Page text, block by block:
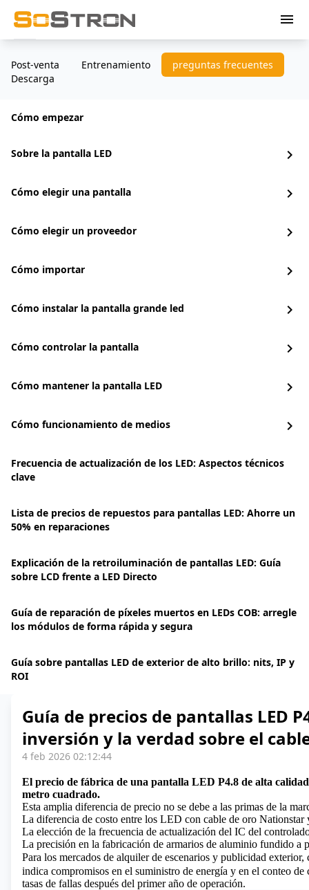
menu
Post-venta Entrenamiento
preguntas frecuentes
Descarga
Cómo empezar
Sobre la pantalla LED chevron_right
Cómo elegir una pantalla chevron_right
Cómo elegir un proveedor chevron_right
Cómo importar chevron_right
Cómo instalar la pantalla grande led chevron_right
Cómo controlar la pantalla chevron_right
Cómo mantener la pantalla LED chevron_right
Cómo funcionamiento de medios chevron_right
Frecuencia de actualización de los LED: Aspectos técnicos
clave
Lista de precios de repuestos para pantallas LED: Ahorre un
50% en reparaciones
Explicación de la retroiluminación de pantallas LED: Guía
sobre LCD frente a LED Directo
Guía de reparación de píxeles muertos en LEDs COB: arregle
los módulos de forma rápida y segura
Guía sobre pantallas LED de exterior de alto brillo: nits, IP y
ROI
Guía de precios de pantallas LED
inversión y la verdad sobre el
4 feb 2026 02:12:44
El precio de fábrica de una pantalla LED P4.8 de alta
metro cuadrado.
Esta amplia diferencia de precio no se debe a las primas de la
La diferencia de costo entre los LED con cable de oro
La elección de la frecuencia de actualización del IC del
La precisión en la fabricación de armarios de aluminio fundido a
Para los mercados de alquiler de escenarios y publicidad
indica compromisos en el suministro de energía y en el conteo
tasas de fallas después del primer año de operación.